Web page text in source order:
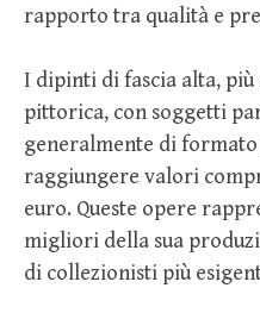
rapporto tra qualità e
I dipinti di fascia alta,
pittorica, con soggetti
generalmente di
raggiungere valori
euro. Queste opere
migliori della sua
di collezionisti più